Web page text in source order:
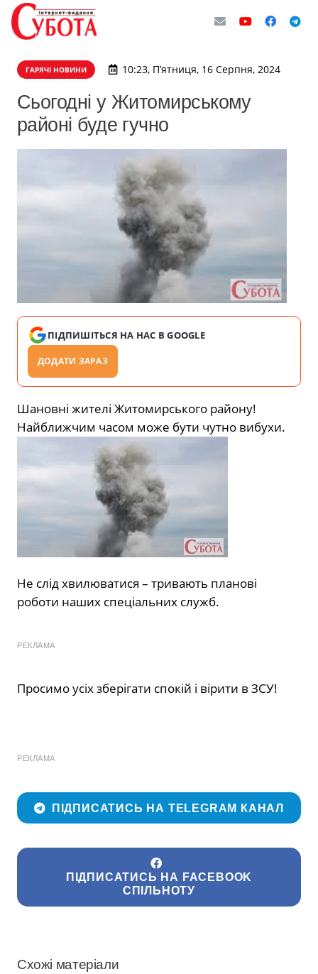
ГАРЯЧІ НОВИНИ 10:23, П’ятниця, 16 Серпня, 2024
Сьогодні у Житомирському
районі буде гучно
ПІДПИШІТЬСЯ НА НАС В GOOGLE
ДОДАТИ ЗАРАЗ
Шановні жителі Житомирського району!
Найближчим часом може бути чутно вибухи.
Не слід хвилюватися – тривають планові
роботи наших спеціальних служб.
РЕКЛАМА
Просимо усіх зберігати спокій і вірити в ЗСУ!
РЕКЛАМА
ПІДПИСАТИСЬ НА TELEGRAM КАНАЛ
ПІДПИСАТИСЬ НА FACEBOOK
СПІЛЬНОТУ
Схожі матеріали